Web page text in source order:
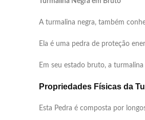
A turmalina negra, também
Ela é uma pedra de proteção
Em seu estado bruto, a
Propriedades Físicas da
Esta Pedra é composta por